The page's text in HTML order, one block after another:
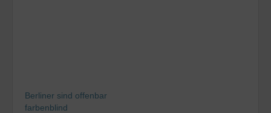
Berliner sind offenbar
farbenblind